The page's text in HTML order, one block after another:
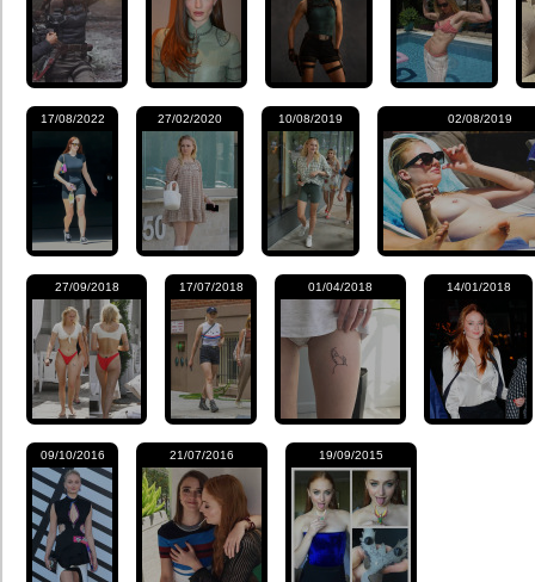
17/08/2022 27/02/2020 10/08/2019 02/08/2019
27/09/2018 17/07/2018 01/04/2018 14/01/2018
09/10/2016 21/07/2016 19/09/2015